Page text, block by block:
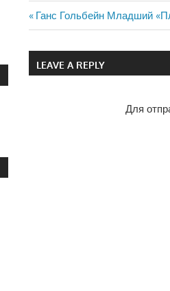
Навигация
по
Previous
Post:
Ганс Гольбейн Младший
LEAVE A REPLY
Для